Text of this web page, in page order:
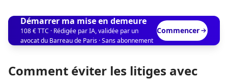
Démarrer ma mise en demeure
108 € TTC · Rédigée par IA, validée par un
avocat du Barreau de Paris · Sans abonnement
Commencer
Comment éviter les litiges avec